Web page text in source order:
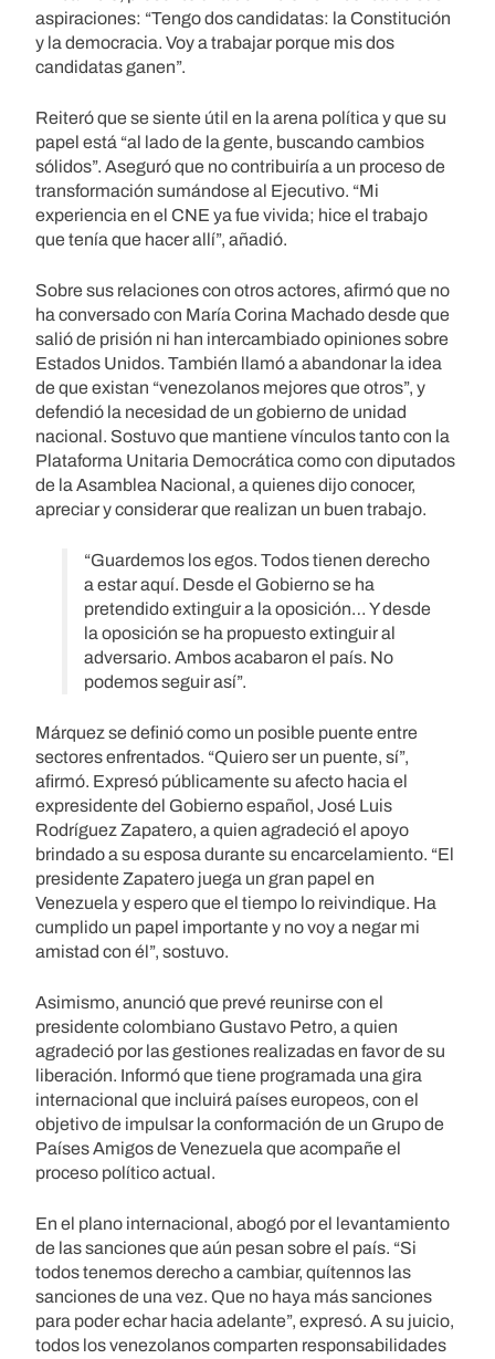
aspiraciones: “Tengo dos candidatas: la Constitución
y la democracia. Voy a trabajar porque mis dos
candidatas ganen”.
Reiteró que se siente útil en la arena política y que su
papel está “al lado de la gente, buscando cambios
sólidos”. Aseguró que no contribuiría a un proceso de
transformación sumándose al Ejecutivo. “Mi
experiencia en el CNE ya fue vivida; hice el trabajo
que tenía que hacer allí”, añadió.
Sobre sus relaciones con otros actores, afirmó que no
ha conversado con María Corina Machado desde que
salió de prisión ni han intercambiado opiniones sobre
Estados Unidos. También llamó a abandonar la idea
de que existan “venezolanos mejores que otros”, y
defendió la necesidad de un gobierno de unidad
nacional. Sostuvo que mantiene vínculos tanto con la
Plataforma Unitaria Democrática como con diputados
de la Asamblea Nacional, a quienes dijo conocer,
apreciar y considerar que realizan un buen trabajo.
“Guardemos los egos. Todos tienen derecho
a estar aquí. Desde el Gobierno se ha
pretendido extinguir a la oposición… Y desde
la oposición se ha propuesto extinguir al
adversario. Ambos acabaron el país. No
podemos seguir así”.
Márquez se definió como un posible puente entre
sectores enfrentados. “Quiero ser un puente, sí”,
afirmó. Expresó públicamente su afecto hacia el
expresidente del Gobierno español, José Luis
Rodríguez Zapatero, a quien agradeció el apoyo
brindado a su esposa durante su encarcelamiento. “El
presidente Zapatero juega un gran papel en
Venezuela y espero que el tiempo lo reivindique. Ha
cumplido un papel importante y no voy a negar mi
amistad con él”, sostuvo.
Asimismo, anunció que prevé reunirse con el
presidente colombiano Gustavo Petro, a quien
agradeció por las gestiones realizadas en favor de su
liberación. Informó que tiene programada una gira
internacional que incluirá países europeos, con el
objetivo de impulsar la conformación de un Grupo de
Países Amigos de Venezuela que acompañe el
proceso político actual.
En el plano internacional, abogó por el levantamiento
de las sanciones que aún pesan sobre el país. “Si
todos tenemos derecho a cambiar, quítennos las
sanciones de una vez. Que no haya más sanciones
para poder echar hacia adelante”, expresó. A su juicio,
todos los venezolanos comparten responsabilidades